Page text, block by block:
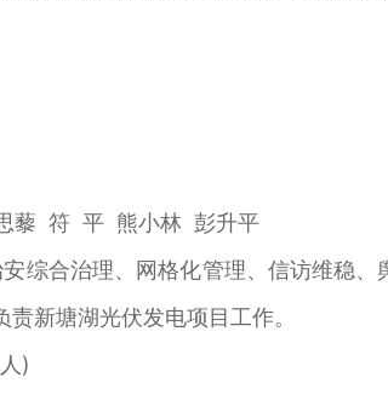
符 平 熊小林 彭升平
合治理、网格化管理、信访维稳、
新塘湖光伏发电项目工作。
)